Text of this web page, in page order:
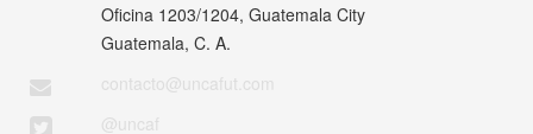
Oficina 1203/1204, Guatemala City
Guatemala, C. A.
contacto@uncafut.com
@uncaf